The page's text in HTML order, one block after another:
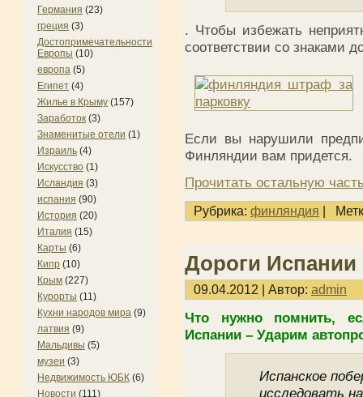
Германия (23)
греция (3)
Достопримечательности
Европы (10)
европа (5)
Египет (4)
Жилье в Крыму (157)
Заработок (3)
Знаменитые отели (1)
Израиль (4)
Искусство (1)
Исландия (3)
испания (90)
История (20)
Италия (15)
Карты (6)
Кипр (10)
Крым (227)
Курорты (11)
Кухни народов мира (9)
латвия (9)
Мальдивы (5)
музеи (3)
Недвижимость ЮБК (6)
Новости (111)
. Чтобы избежать
соответствии со знаками
Если вы нарушили
Финляндии вам придется.
Прочитать остальную
Рубрика: финляндия |
Дороги Испании
09.04.2012 | Автор: admin
Что нужно помнить,
Испании – Ударим
Испанское
исследовать